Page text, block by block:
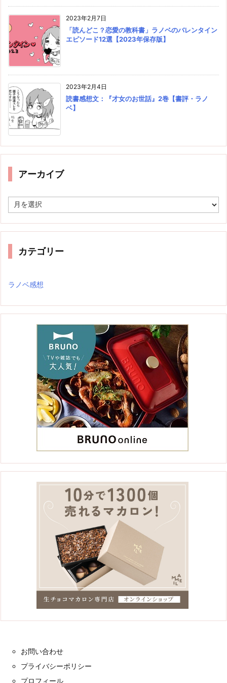
2023年2月7日
「読んどこ？恋愛の教科書」ラノベのバレンタイン
エピソード12選【2023年保存版】
2023年2月4日
読書感想文：『才女のお世話』2巻【書評・ラノ
ベ】
アーカイブ
ー
イ
カテゴリー
ラノベ感想
お問い合わせ
プライバシーポリシー
プロフィール